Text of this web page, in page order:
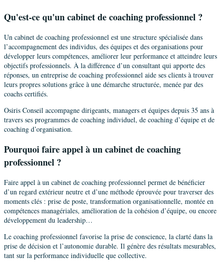
Qu'est-ce qu'un cabinet de coaching professionnel ?
Un cabinet de coaching professionnel est une structure spécialisée dans
l’accompagnement des individus, des équipes et des organisations pour
développer leurs compétences, améliorer leur performance et atteindre leurs
objectifs professionnels. À la différence d’un consultant qui apporte des
réponses, un entreprise de coaching professionnel aide ses clients à trouver
leurs propres solutions grâce à une démarche structurée, menée par des
coachs certifiés.
Osiris Conseil accompagne dirigeants, managers et équipes depuis 35 ans à
travers ses programmes de coaching individuel, de coaching d’équipe et de
coaching d’organisation.
Pourquoi faire appel à un cabinet de coaching
professionnel ?
Faire appel à un cabinet de coaching professionnel permet de bénéficier
d’un regard extérieur neutre et d’une méthode éprouvée pour traverser des
moments clés : prise de poste, transformation organisationnelle, montée en
compétences managériales, amélioration de la cohésion d’équipe, ou encore
développement du leadership…
Le coaching professionnel favorise la prise de conscience, la clarté dans la
prise de décision et l’autonomie durable. Il génère des résultats mesurables,
tant sur la performance individuelle que collective.